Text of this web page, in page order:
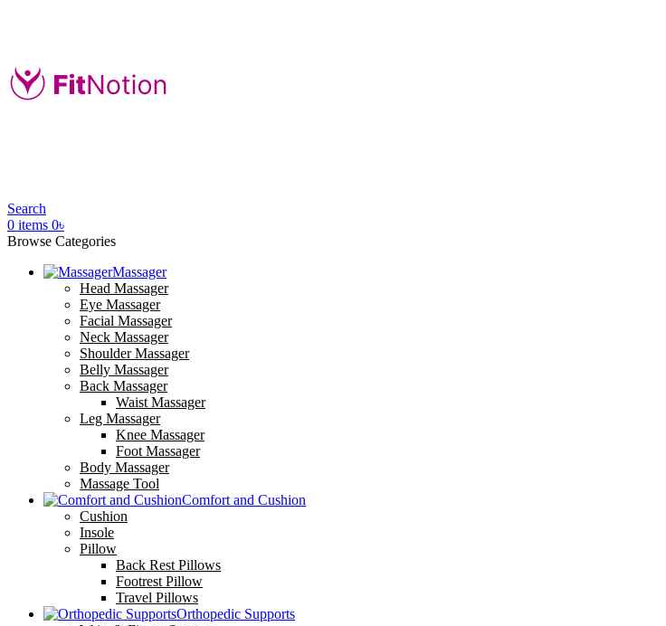
Search
0 items 0৳
Browse Categories
Massager
Head Massager
Eye Massager
Facial Massager
Neck Massager
Shoulder Massager
Belly Massager
Back Massager
Waist Massager
Leg Massager
Knee Massager
Foot Massager
Body Massager
Massage Tool
Comfort and Cushion
Cushion
Insole
Pillow
Back Rest Pillows
Footrest Pillow
Travel Pillows
Orthopedic Supports